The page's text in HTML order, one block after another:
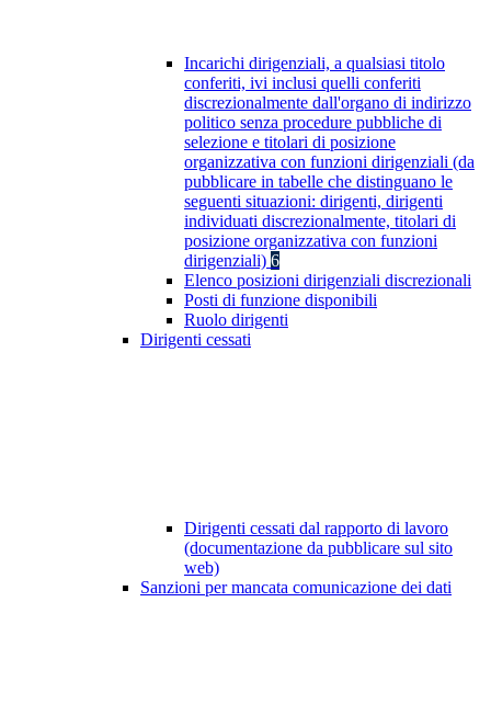
Incarichi dirigenziali, a qualsiasi titolo
conferiti, ivi inclusi quelli conferiti
discrezionalmente dall'organo di indirizzo
politico senza procedure pubbliche di
selezione e titolari di posizione
organizzativa con funzioni dirigenziali (da
pubblicare in tabelle che distinguano le
seguenti situazioni: dirigenti, dirigenti
individuati discrezionalmente, titolari di
posizione organizzativa con funzioni
dirigenziali) 6
Elenco posizioni dirigenziali discrezionali
Posti di funzione disponibili
Ruolo dirigenti
Dirigenti cessati
Dirigenti cessati dal rapporto di lavoro
(documentazione da pubblicare sul sito
web)
Sanzioni per mancata comunicazione dei dati